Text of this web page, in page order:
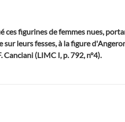
ces figurines de femmes nues,
sur leurs fesses, à la figure
Canciani (LIMC I, p. 792, n°4).